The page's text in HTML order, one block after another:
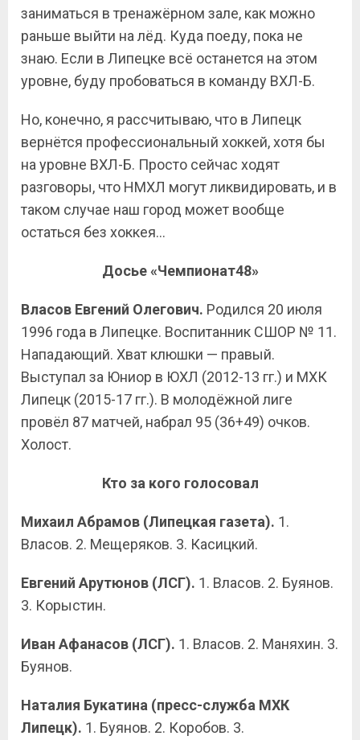
заниматься в тренажёрном зале, как можно
раньше выйти на лёд. Куда поеду, пока не
знаю. Если в Липецке всё останется на этом
уровне, буду пробоваться в команду ВХЛ-Б.
Но, конечно, я рассчитываю, что в Липецк
вернётся профессиональный хоккей, хотя бы
на уровне ВХЛ-Б. Просто сейчас ходят
разговоры, что НМХЛ могут ликвидировать, и в
таком случае наш город может вообще
остаться без хоккея…
Досье «Чемпионат48»
Власов Евгений Олегович. Родился 20 июля
1996 года в Липецке. Воспитанник СШОР № 11.
Нападающий. Хват клюшки — правый.
Выступал за Юниор в ЮХЛ (2012-13 гг.) и МХК
Липецк (2015-17 гг.). В молодёжной лиге
провёл 87 матчей, набрал 95 (36+49) очков.
Холост.
Кто за кого голосовал
Михаил Абрамов (Липецкая газета). 1.
Власов. 2. Мещеряков. 3. Касицкий.
Евгений Арутюнов (ЛСГ). 1. Власов. 2. Буянов.
3. Корыстин.
Иван Афанасов (ЛСГ). 1. Власов. 2. Маняхин. 3.
Буянов.
Наталия Букатина (пресс-служба МХК
Липецк). 1. Буянов. 2. Коробов. 3.